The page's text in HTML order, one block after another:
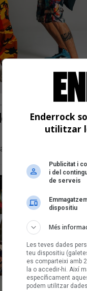
Bounce
el nou EP 'Bounce Ur
Enderrock
utilitzar
Publicitat i
i del
de serveis
dispositiu
Més
Les teves dades
teu dispositiu
es comparteixi amb
la o accedir-hi. Així
específicament
podem utilitzar